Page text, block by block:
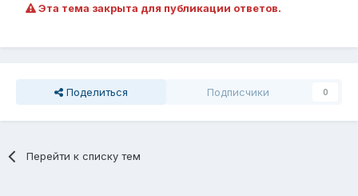
Эта тема закрыта для публикации ответов.
Поделиться Подписчики 0
Перейти к списку тем